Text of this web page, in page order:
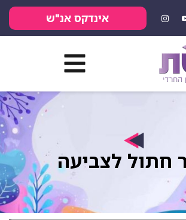
אינדקס אנ"ש
חתול לצביעה